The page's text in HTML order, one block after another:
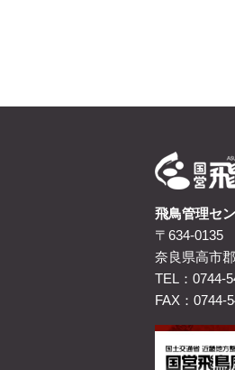
飛鳥管理セ
〒634-0135
奈良県高市
TEL：0744-
FAX：0744-